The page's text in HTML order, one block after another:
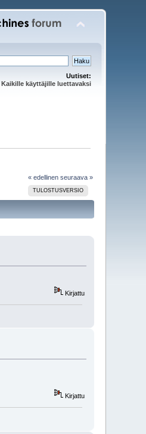
Uutiset:
Kaikille käyttäjille luettavaksi
« edellinen seuraava »
TULOSTUSVERSIO
Kirjattu
Kirjattu